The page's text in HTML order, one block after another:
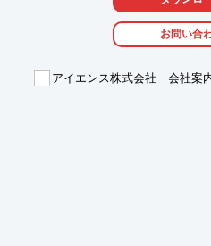
ご用命の際は、当社へお気軽にお
■湿度範囲：30～90％RH ±3.0％
お問い合
アイエンス株式会社 会社案